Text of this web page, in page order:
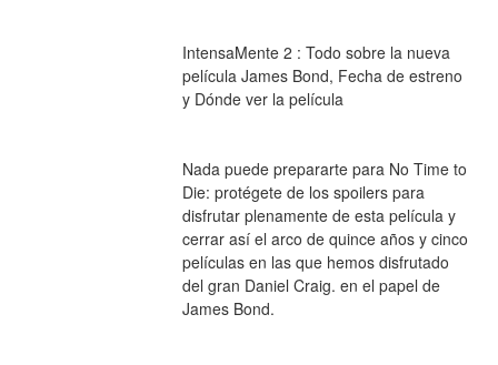
IntensaMente 2 : Todo sobre la nueva
película James Bond, Fecha de estreno
y Dónde ver la película
Nada puede prepararte para No Time to
Die: protégete de los spoilers para
disfrutar plenamente de esta película y
cerrar así el arco de quince años y cinco
películas en las que hemos disfrutado
del gran Daniel Craig. en el papel de
James Bond.